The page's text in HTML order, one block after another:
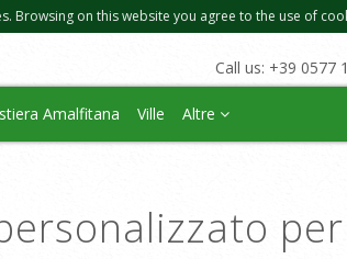
Browsing on this website you agree to the use of
Call us: +39 0577
Amalfitana Ville Altre